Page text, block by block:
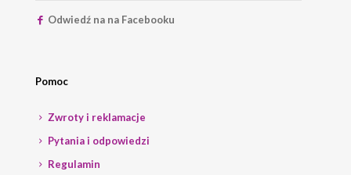
Odwiedź na na Facebooku
Pomoc
Zwroty i reklamacje
Pytania i odpowiedzi
Regulamin